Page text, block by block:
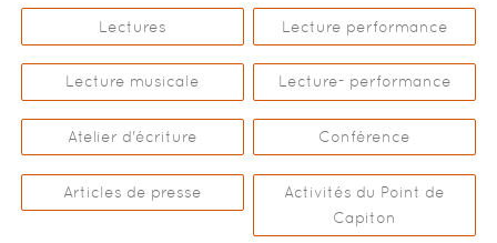
Lectures Lecture performance
Lecture musicale Lecture- performance
Atelier d'écriture Conférence
Articles de presse
Activités du Point de
Capiton